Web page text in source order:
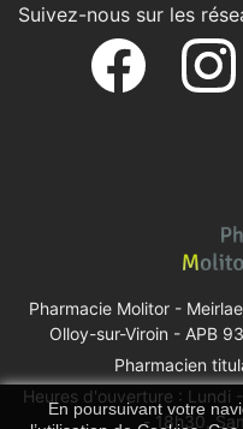
En poursuivant votre
Suivez-nous sur les
Pharmacie Molitor -
Olloy-sur-Viroin - APB
Pharmacien
Heures d'ouverture : Lundi
- 18h30,